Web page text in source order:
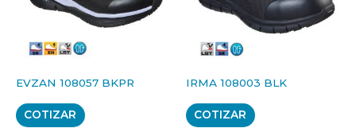
EVZAN 108057 BKPR
COTIZAR
IRMA 108003 BLK
COTIZAR